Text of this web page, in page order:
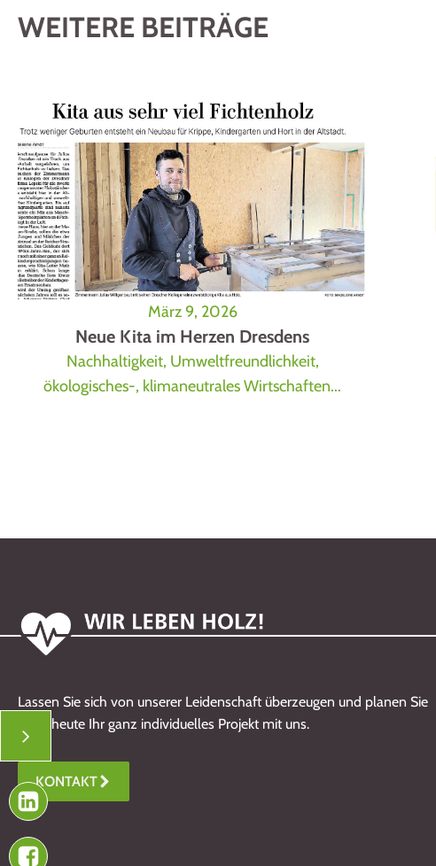
WEITERE BEITRÄGE
März 9, 2026
Neue Kita im Herzen Dresdens
Nachhaltigkeit, Umweltfreundlichkeit,
ökologisches-, klimaneutrales Wirtschaften...
Lassen Sie sich von unserer Leidenschaft überzeugen und planen Sie
noch heute Ihr ganz individuelles Projekt mit uns.
KONTAKT